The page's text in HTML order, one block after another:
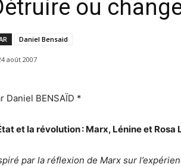
ou
Daniel Bensaid
août 2007
Daniel BENSAÏD *
et la révolution : Marx, Lénine et
par la réflexion de Marx sur